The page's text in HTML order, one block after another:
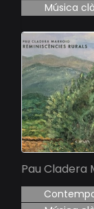
Música
Pau Cladera